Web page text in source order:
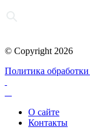
© Copyright 2026
Политика
О сайте
Контакты